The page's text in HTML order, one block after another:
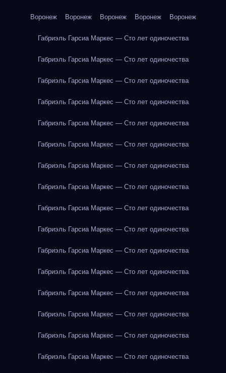
Воронеж Воронеж Воронеж Воронеж Воронеж
Габриэль Гарсиа Маркес — Сто лет одиночества
Габриэль Гарсиа Маркес — Сто лет одиночества
Габриэль Гарсиа Маркес — Сто лет одиночества
Габриэль Гарсиа Маркес — Сто лет одиночества
Габриэль Гарсиа Маркес — Сто лет одиночества
Габриэль Гарсиа Маркес — Сто лет одиночества
Габриэль Гарсиа Маркес — Сто лет одиночества
Габриэль Гарсиа Маркес — Сто лет одиночества
Габриэль Гарсиа Маркес — Сто лет одиночества
Габриэль Гарсиа Маркес — Сто лет одиночества
Габриэль Гарсиа Маркес — Сто лет одиночества
Габриэль Гарсиа Маркес — Сто лет одиночества
Габриэль Гарсиа Маркес — Сто лет одиночества
Габриэль Гарсиа Маркес — Сто лет одиночества
Габриэль Гарсиа Маркес — Сто лет одиночества
Габриэль Гарсиа Маркес — Сто лет одиночества